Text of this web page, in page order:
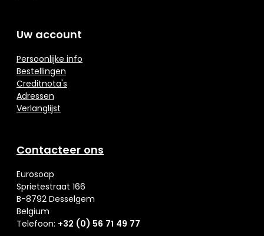
Uw account
Persoonlijke info
Bestellingen
Creditnota's
Adressen
Verlanglijst
Contacteer ons
Eurosoap
Sprietestraat 166
B-8792 Desselgem
Belgium
Telefoon: +32 (0) 56 71 49 77